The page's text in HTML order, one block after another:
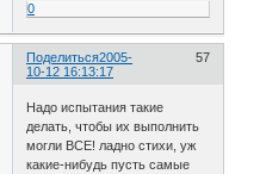
0
Поделиться 57
2005-
10-12 16:13:17
Надо испытания такие
делать, чтобы их выполнить
могли ВСЕ! ладно стихи, уж
какие-нибудь пусть самые